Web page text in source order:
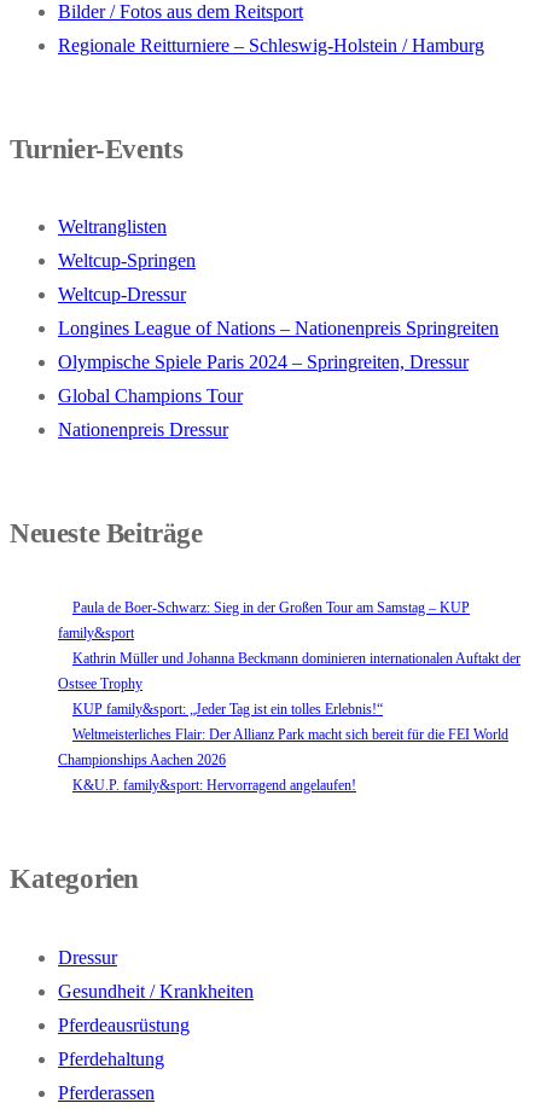
Bilder / Fotos aus dem Reitsport
Regionale Reitturniere – Schleswig-Holstein / Hamburg
Turnier-Events
Weltranglisten
Weltcup-Springen
Weltcup-Dressur
Longines League of Nations – Nationenpreis Springreiten
Olympische Spiele Paris 2024 – Springreiten, Dressur
Global Champions Tour
Nationenpreis Dressur
Neueste Beiträge
Paula de Boer-Schwarz: Sieg in der Großen Tour am Samstag – KUP
family&sport
Kathrin Müller und Johanna Beckmann dominieren internationalen Auftakt der
Ostsee Trophy
KUP family&sport: „Jeder Tag ist ein tolles Erlebnis!“
Weltmeisterliches Flair: Der Allianz Park macht sich bereit für die FEI World
Championships Aachen 2026
K&U.P. family&sport: Hervorragend angelaufen!
Kategorien
Dressur
Gesundheit / Krankheiten
Pferdeausrüstung
Pferdehaltung
Pferderassen